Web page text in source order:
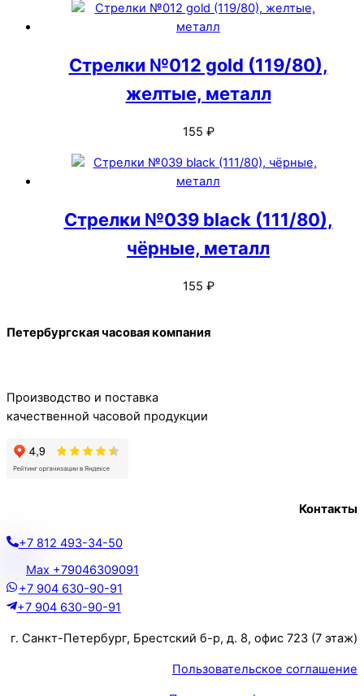
Стрелки №012 gold (119/80),
желтые, металл
155 ₽
Стрелки №039 black (111/80),
чёрные, металл
155 ₽
To
Петербургская часовая компания
Производство и поставка
качественной часовой продукции
Контакты
+7 812 493-34-50
Max +79046309091
+7 904 630-90-91
+7 904 630-90-91
г. Санкт-Петербург, Брестский б-р, д. 8, офис 723 (7 этаж)
Пользовательское соглашение